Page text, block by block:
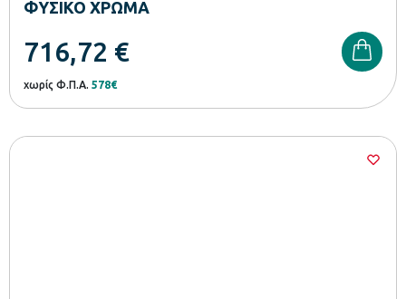
ΦΥΣΙΚΟ ΧΡΩΜΑ
716,72 €
χωρίς Φ.Π.Α. 578€